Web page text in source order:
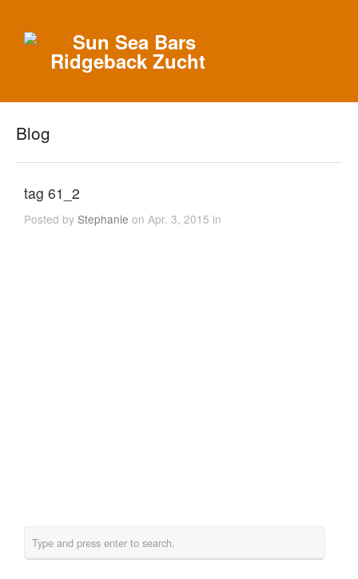
Blog
tag 61_2
Posted byStephanie on Apr. 3, 2015 in